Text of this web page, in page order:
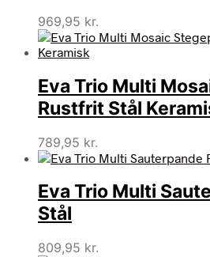
969,95 kr.
Eva Trio Multi
Rustfrit Stål
789,95 kr.
Eva Trio Multi
Stål
809,95 kr.